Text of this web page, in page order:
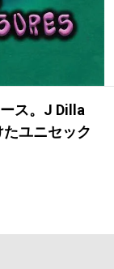
ス。J Dilla
ユニセック